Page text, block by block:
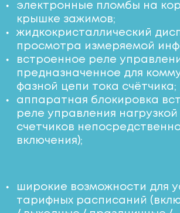
электронные пломбы на
крышке зажимов;
жидкокристаллический
просмотра измеряемой
встроенное реле
предназначенное для
фазной цепи тока счётчика;
аппаратная блокировка
реле управления нагрузкой
счетчиков
включения);
широкие возможности для
тарифных расписаний